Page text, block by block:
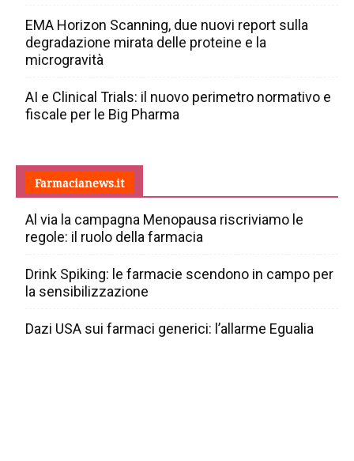
EMA Horizon Scanning, due nuovi report sulla
degradazione mirata delle proteine e la
microgravità
AI e Clinical Trials: il nuovo perimetro normativo e
fiscale per le Big Pharma
Farmacianews.it
Al via la campagna Menopausa riscriviamo le
regole: il ruolo della farmacia
Drink Spiking: le farmacie scendono in campo per
la sensibilizzazione
Dazi USA sui farmaci generici: l’allarme Egualia